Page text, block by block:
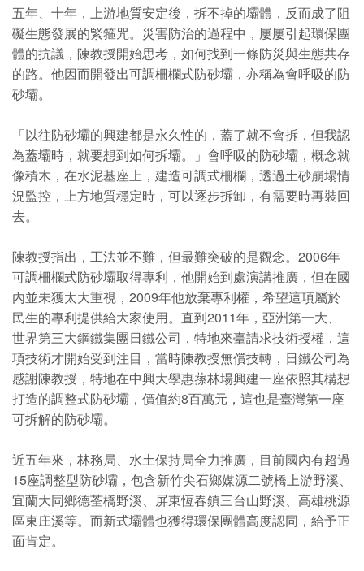
五年、十年，上游地質安定後，拆不掉的壩體，反而成了阻
礙生態發展的緊箍咒。災害防治的過程中，屢屢引起環保團
體的抗議，陳教授開始思考，如何找到一條防災與生態共存
的路。他因而開發出可調柵欄式防砂壩，亦稱為會呼吸的防
砂壩。
「以往防砂壩的興建都是永久性的，蓋了就不會拆，但我認
為蓋壩時，就要想到如何拆壩。」會呼吸的防砂壩，概念就
像積木，在水泥基座上，建造可調式柵欄，透過土砂崩塌情
況監控，上方地質穩定時，可以逐步拆卸，有需要時再裝回
去。
陳教授指出，工法並不難，但最難突破的是觀念。2006年
可調柵欄式防砂壩取得專利，他開始到處演講推廣，但在國
內並未獲太大重視，2009年他放棄專利權，希望這項屬於
民生的專利提供給大家使用。直到2011年，亞洲第一大、
世界第三大鋼鐵集團日鐵公司，特地來臺請求技術授權，這
項技術才開始受到注目，當時陳教授無償技轉，日鐵公司為
感謝陳教授，特地在中興大學惠蓀林場興建一座依照其構想
打造的調整式防砂壩，價值約8百萬元，這也是臺灣第一座
可拆解的防砂壩。
近五年來，林務局、水土保持局全力推廣，目前國內有超過
15座調整型防砂壩，包含新竹尖石鄉媒源二號橋上游野溪、
宜蘭大同鄉德荃橋野溪、屏東恆春鎮三台山野溪、高雄桃源
區東庄溪等。而新式壩體也獲得環保團體高度認同，給予正
面肯定。